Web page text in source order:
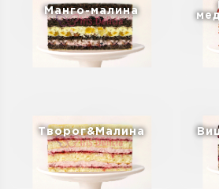
Манго-малина
Творог&Малина